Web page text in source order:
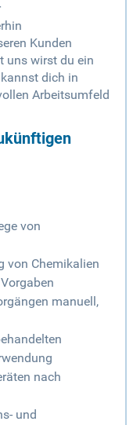
Kunden
uns wirst du ein
dich in
Arbeitsumfeld
von
von Chemikalien
manuell,
nach
und